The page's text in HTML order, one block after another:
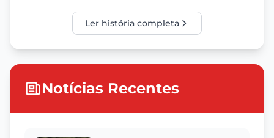
Ler história completa
Notícias Recentes